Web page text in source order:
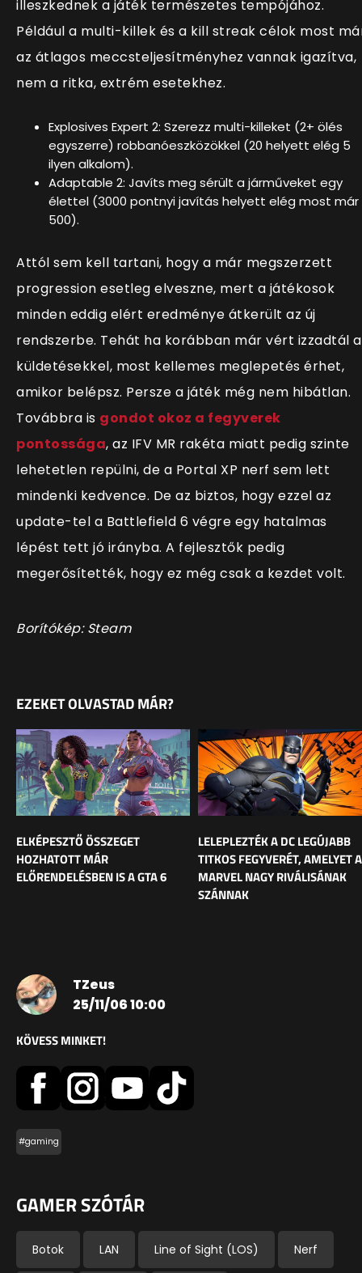
illeszkednek a játék természetes tempójához.
Például a multi-killek és a kill streak célok most
az átlagos meccsteljesítményhez vannak igazítva,
nem a ritka, extrém esetekhez.
Explosives Expert 2: Szerezz multi-killeket (2+ ölés
egyszerre) robbanóeszközökkel (20 helyett elég 5
ilyen alkalom).
Adaptable 2: Javíts meg sérült a járműveket egy
élettel (3000 pontnyi javítás helyett elég most már
500).
Attól sem kell tartani, hogy a már megszerzett
progression esetleg elveszne, mert a játékosok
minden eddig elért eredménye átkerült az új
rendszerbe. Tehát ha korábban már vért izzadtál a
küldetésekkel, most kellemes meglepetés érhet,
amikor belépsz. Persze a játék még nem hibátlan.
Továbbra is gondot okoz a fegyverek
pontossága, az IFV MR rakéta miatt pedig szinte
lehetetlen repülni, de a Portal XP nerf sem lett
mindenki kedvence. De az biztos, hogy ezzel az
update-tel a Battlefield 6 végre egy hatalmas
lépést tett jó irányba. A fejlesztők pedig
megerősítették, hogy ez még csak a kezdet volt.
Borítókép: Steam
EZEKET OLVASTAD MÁR?
ELKÉPESZTŐ ÖSSZEGET
HOZHATOTT MÁR
ELŐRENDELÉSBEN IS A GTA 6
LELEPLEZTÉK A DC LEGÚJABB
TITKOS FEGYVERÉT, AMELYET A
MARVEL NAGY RIVÁLISÁNAK
SZÁNNAK
TZeus
25/11/06 10:00
KÖVESS MINKET!
#gaming
GAMER SZÓTÁR
Botok LAN Line of Sight (LOS) Nerf